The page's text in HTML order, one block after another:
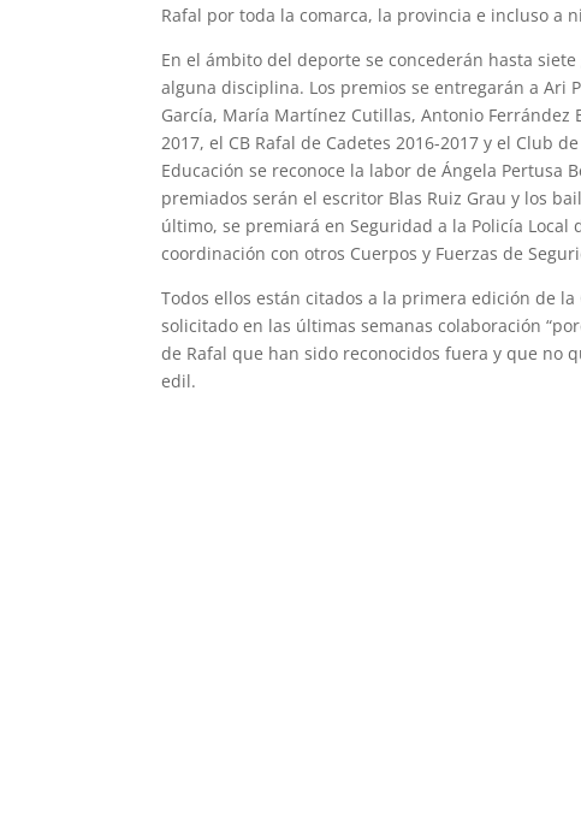
Rafal por toda la comarca, la provincia e incluso a
En el ámbito del deporte se concederán hasta
alguna disciplina. Los premios se entregarán a Ari
García, María Martínez Cutillas, Antonio Ferrández
2017, el CB Rafal de Cadetes 2016-2017 y el Club
Educación se reconoce la labor de Ángela Pertusa
premiados serán el escritor Blas Ruiz Grau y los
último, se premiará en Seguridad a la Policía
coordinación con otros Cuerpos y Fuerzas de
Todos ellos están citados a la primera edición de la
solicitado en las últimas semanas colaboración
de Rafal que han sido reconocidos fuera y que no
edil.